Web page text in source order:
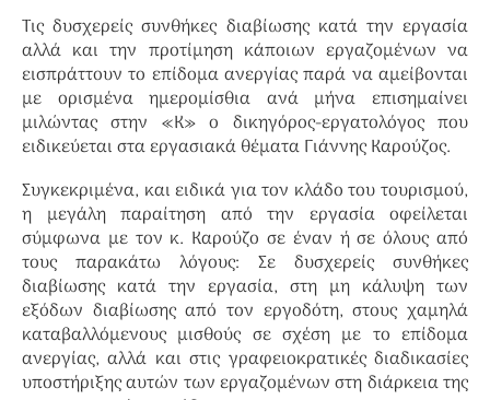
Τις δυσχερείς συνθήκες διαβίωσης κατά την εργασία
αλλά και την προτίμηση κάποιων εργαζομένων να
εισπράττουν το επίδομα ανεργίας παρά να αμείβονται
με ορισμένα ημερομίσθια ανά μήνα επισημαίνει
μιλώντας στην «Κ» ο δικηγόρος-εργατολόγος που
ειδικεύεται στα εργασιακά θέματα Γιάννης Καρούζος.
Συγκεκριμένα, και ειδικά για τον κλάδο του τουρισμού,
η μεγάλη παραίτηση από την εργασία οφείλεται
σύμφωνα με τον κ. Καρούζο σε έναν ή σε όλους από
τους παρακάτω λόγους: Σε δυσχερείς συνθήκες
διαβίωσης κατά την εργασία, στη μη κάλυψη των
εξόδων διαβίωσης από τον εργοδότη, στους χαμηλά
καταβαλλόμενους μισθούς σε σχέση με το επίδομα
ανεργίας, αλλά και στις γραφειοκρατικές διαδικασίες
υποστήριξης αυτών των εργαζομένων στη διάρκεια της